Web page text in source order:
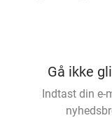
Gå ikke
Indtast din e-